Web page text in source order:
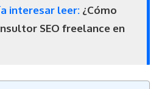
interesar leer: ¿Cómo
SEO freelance en